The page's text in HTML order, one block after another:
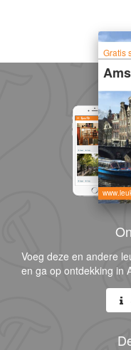
Gratis
Voeg deze en andere
en ga op ontdekking in